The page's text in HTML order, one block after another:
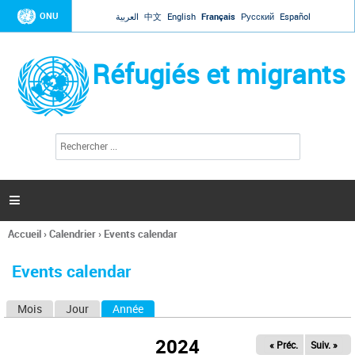
Jump to navigation
ONU العربية 中文 English Français Русский Español
Réfugiés et migrants
l
c
h
e

Vous
ici
Accueil›Calendrier› Events calendar
Events calendar
Mois Jour Année
2024 « Préc. Suiv. »